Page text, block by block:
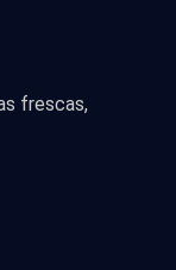
frescas,